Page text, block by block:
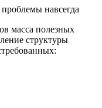
навсегда
масса полезных
структуры